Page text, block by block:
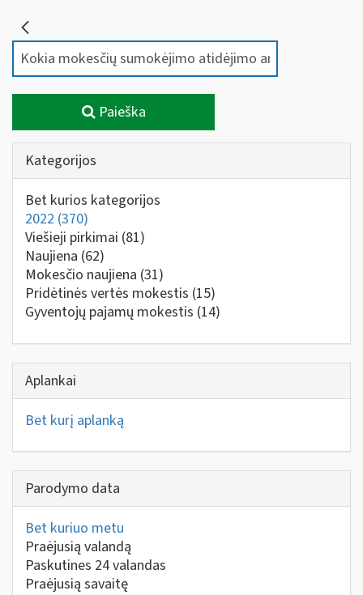
Paieška
Kategorijos
Bet kurios kategorijos
2022 (370)
Viešieji pirkimai (81)
Naujiena (62)
Mokesčio naujiena (31)
Pridėtinės vertės mokestis (15)
Gyventojų pajamų mokestis (14)
Aplankai
Bet kurį aplanką
Parodymo data
Bet kuriuo metu
Praėjusią valandą
Paskutines 24 valandas
Praėjusią savaitę